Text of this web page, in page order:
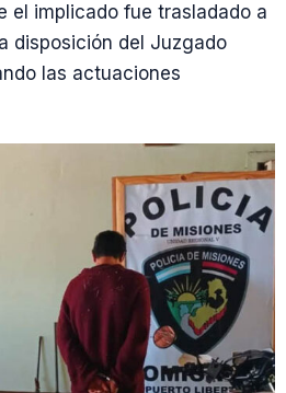
el implicado fue trasladado a
disposición del Juzgado
las actuaciones